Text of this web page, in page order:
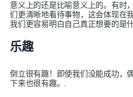
意义上的还是比喻意义上的。有时
们更清晰地看待事物，这会体现在
我们更容易明白自己真正想要的是
乐趣
倒立很有趣！即使我们没能成功，
下来也很有趣。.